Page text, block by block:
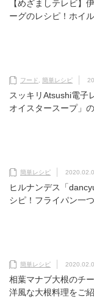
【めざましテレビ】
ーグのレシピ！ホイ
フード 簡単レシピ
スッキリAtsushi電子
オイスタースープ」
簡単レシピ
ヒルナンデス「
シピ！フライパン一
簡単レシピ
相葉マナブ大根のチ
洋風な大根料理をご